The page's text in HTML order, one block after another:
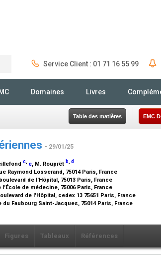
Service Client : 01 71 16 55 99
Domaines Livres
Table des matières EMC
- 29/01/25
c, e, M. Rouprêt b,d
Raymond Losserand, 75014 Paris, France
de l'Hôpital, 75013 Paris, France
de médecine, 75006 Paris, France
de l'Hôpital, cedex 13 75651 Paris, France
Faubourg Saint-Jacques, 75014 Paris, France
Figures Tableaux Références